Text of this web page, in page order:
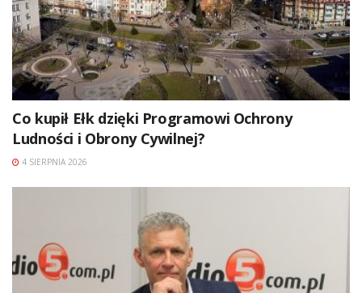
Co kupił Ełk dzięki Programowi Ochrony
Ludności i Obrony Cywilnej?
4 SIERPNIA 2026